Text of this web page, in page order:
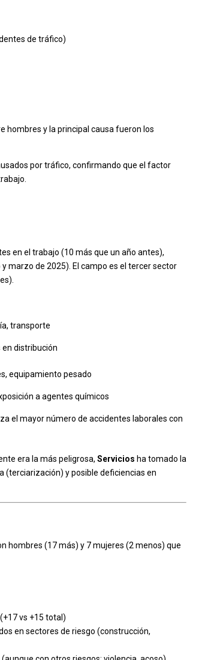
de tráfico)
hombres y la principal causa fueron los
por tráfico, confirmando que el factor
en el trabajo (10 más que un año antes),
marzo de 2025). El campo es el tercer sector
transporte
distribución
equipamiento pesado
a agentes químicos
el mayor número de accidentes laborales con
era la más peligrosa, Servicios ha tomado la
(terciarización) y posible deficiencias en
hombres (17 más) y 7 mujeres (2 menos) que
(+17 vs +15 total)
en sectores de riesgo (construcción,